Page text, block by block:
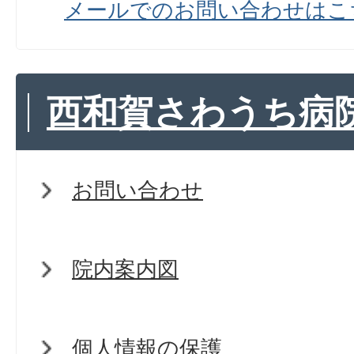
メールでのお問い合わせは
西和賀さわうち病
お問い合わせ
院内案内図
個人情報の保護